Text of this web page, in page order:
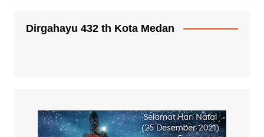
Dirgahayu 432 th Kota Medan